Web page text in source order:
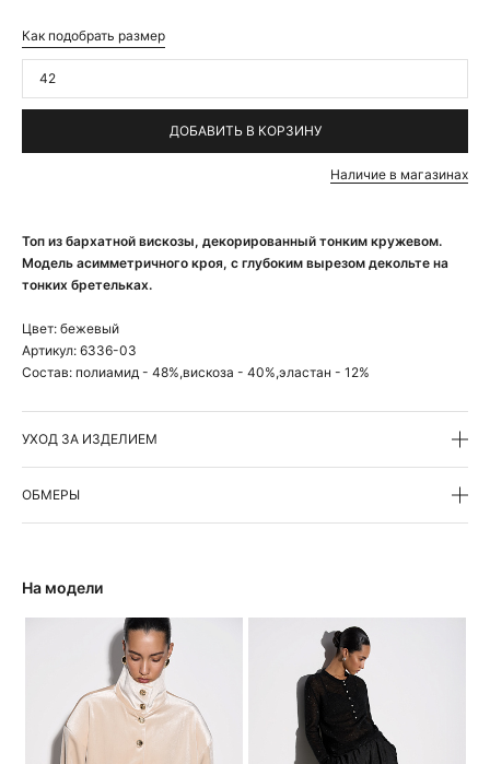
Топ из бархатной вискозы, декорированный тонким кружевом.
Модель асимметричного кроя, с глубоким вырезом декольте на
тонких бретельках.
Цвет: бежевый
Артикул: 6336-03
Состав: полиамид - 48%,вискоза - 40%,эластан - 12%
УХОД ЗА ИЗДЕЛИЕМ
ОБМЕРЫ
Как подобрать размер
42
ДОБАВИТЬ В КОРЗИНУ
Наличие в магазинах
На модели